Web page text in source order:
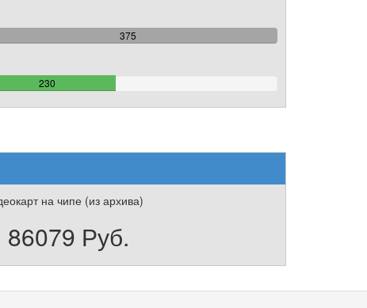
375
100%
230
61.333333333333%
на чипе (из архива)
86079 Руб.